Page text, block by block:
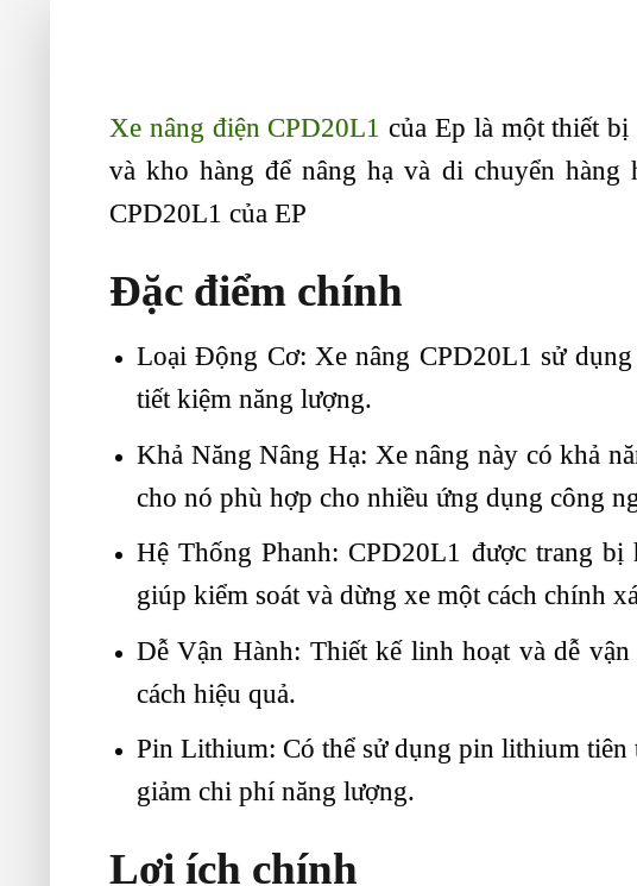
Xe nâng điện CPD20L1 của Ep là một thiết
và kho hàng để nâng hạ và di chuyển
CPD20L1 của EP
Đặc điểm chính
Loại Động Cơ: Xe nâng CPD20L1 sử
tiết kiệm năng lượng.
Khả Năng Nâng Hạ: Xe nâng này có khả
cho nó phù hợp cho nhiều ứng dụng công
Hệ Thống Phanh: CPD20L1 được trang
giúp kiểm soát và dừng xe một cách chính
Dễ Vận Hành: Thiết kế linh hoạt và dễ
cách hiệu quả.
Pin Lithium: Có thể sử dụng pin lithium tiên
giảm chi phí năng lượng.
Lợi ích chính